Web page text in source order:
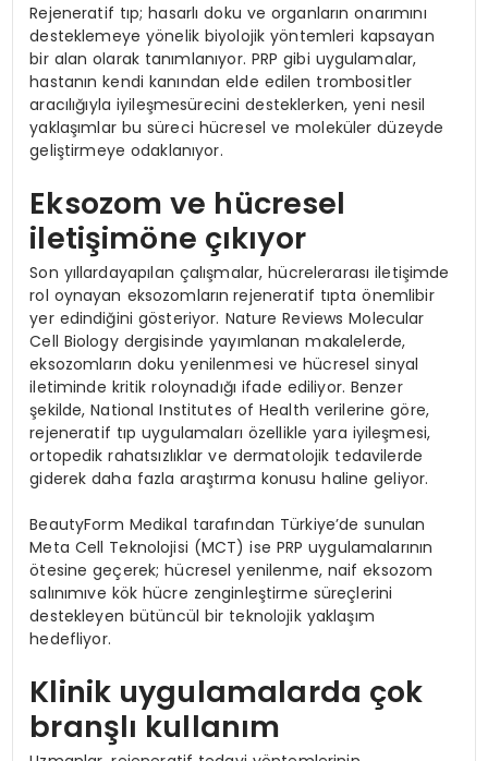
Rejeneratif tıp; hasarlı doku ve organların onarımını
desteklemeye yönelik biyolojik yöntemleri kapsayan
bir alan olarak tanımlanıyor. PRP gibi uygulamalar,
hastanın kendi kanından elde edilen trombositler
aracılığıyla iyileşmesürecini desteklerken, yeni nesil
yaklaşımlar bu süreci hücresel ve moleküler düzeyde
geliştirmeye odaklanıyor.
Eksozom ve hücresel
iletişimöne çıkıyor
Son yıllardayapılan çalışmalar, hücrelerarası iletişimde
rol oynayan eksozomların rejeneratif tıpta önemlibir
yer edindiğini gösteriyor. Nature Reviews Molecular
Cell Biology dergisinde yayımlanan makalelerde,
eksozomların doku yenilenmesi ve hücresel sinyal
iletiminde kritik roloynadığı ifade ediliyor. Benzer
şekilde, National Institutes of Health verilerine göre,
rejeneratif tıp uygulamaları özellikle yara iyileşmesi,
ortopedik rahatsızlıklar ve dermatolojik tedavilerde
giderek daha fazla araştırma konusu haline geliyor.
BeautyForm Medikal tarafından Türkiye’de sunulan
Meta Cell Teknolojisi (MCT) ise PRP uygulamalarının
ötesine geçerek; hücresel yenilenme, naif eksozom
salınımıve kök hücre zenginleştirme süreçlerini
destekleyen bütüncül bir teknolojik yaklaşım
hedefliyor.
Klinik uygulamalarda çok
branşlı kullanım